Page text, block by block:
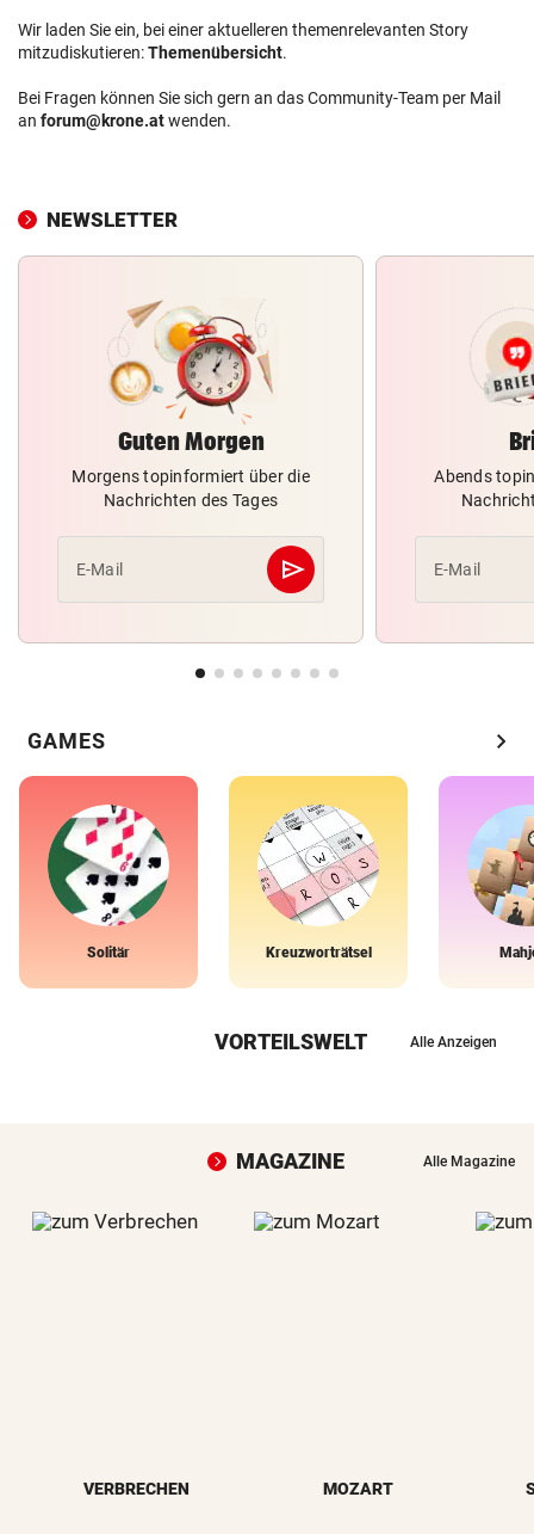
Wir laden Sie ein, bei einer aktuelleren themenrelevanten Story
mitzudiskutieren:Themenübersicht.
Bei Fragen können Sie sich gern an das Community-Team per Mail
an forum@krone.atwenden.
NEWSLETTER
Guten Morgen
Morgens topinformiert über die
Nachrichten des Tages
E-Mail send
Abschicken
Abends
E-Mail
GAMES chevron_right
Solitär Kreuzworträtsel
VORTEILSWELT Alle Anzeigen
MAGAZINE Alle Magazine
VERBRECHEN MOZART